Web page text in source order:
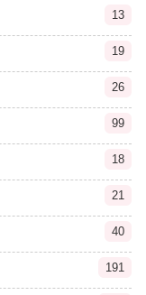
13
19
26
99
18
21
40
191